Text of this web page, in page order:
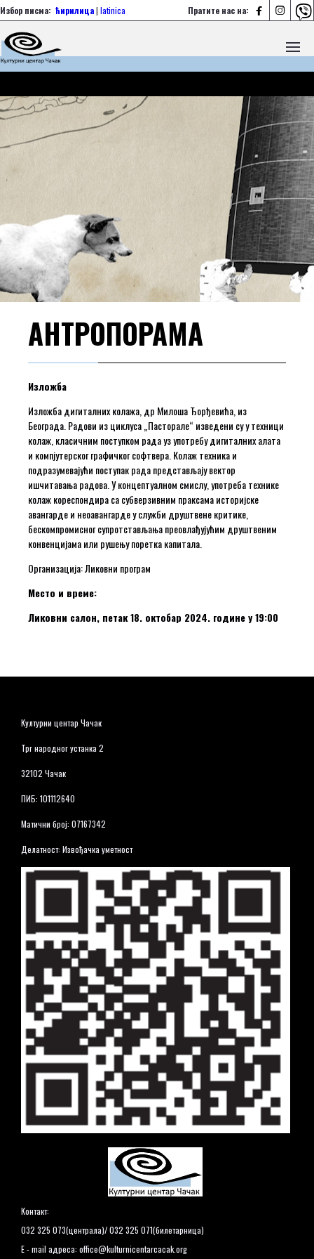
Пратите нас на:   
Избор писма: ћирилица| latinica
АНТРОПОРАМА
Изложба
Изложба дигиталних колажа, др Милоша Ђорђевића, из
Београда. Радови из циклуса „Пасторале“ изведени су у техници
колаж, класичним поступком рада уз употребу дигиталних алата
и компјутерског графичког софтвера. Колаж техника и
подразумевајући поступак рада представљају вектор
ишчитавања радова. У концептуалном смислу, употреба технике
колаж кореспондира са субверзивним праксама историјске
авангарде и неоавангарде у служби друштвене критике,
бескомпромисног супротстављања преовлађујућим друштвеним
конвенцијама или рушењу поретка капитала.
Организација: Ликовни програм
Место и време:
Ликовни салон, петак 18. октобар 2024. године у 19:00
Културни центар Чачак
Трг народног устанка 2
32102 Чачак
ПИБ: 101112640
Матични број: 07167342
Делатност: Извођачка уметност
Контакт:
032 325 073(централа)/ 032 325 071(билетарница)
E - mail адреса: office@kulturnicentarcacak.org